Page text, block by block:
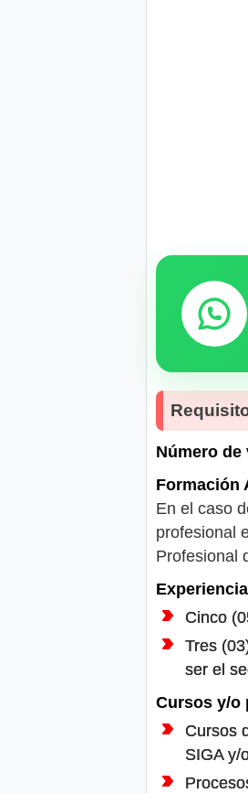
Número de
Formación
En el caso
profesional
Profesional
Cinco
Tres
ser el
Cursos y/o
Cursos
SIGA y/